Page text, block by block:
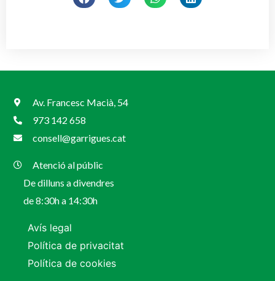
Av. Francesc Macià, 54
973 142 658
consell@garrigues.cat
Atenció al públic
De dilluns a divendres
de 8:30h a 14:30h
Avís legal
Política de privacitat
Política de cookies